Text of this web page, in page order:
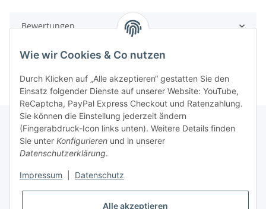
Bewertungen
Rechtliche Hinweise
Produktinformationen
Wie wir Cookies & Co nutzen
Durch Klicken auf „Alle akzeptieren“ gestatten Sie den
Einsatz folgender Dienste auf unserer Website: YouTube,
ReCaptcha, PayPal Express Checkout und Ratenzahlung.
Sie können die Einstellung jederzeit ändern
(Fingerabdruck-Icon links unten). Weitere Details finden
Sie unter Konfigurieren und in unserer
Datenschutzerklärung.
Impressum Datenschutz
Alle akzeptieren